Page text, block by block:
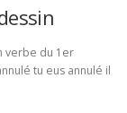
verbe du 1er
tu eus annulé il